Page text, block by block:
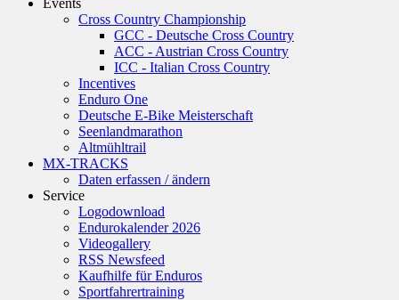
Events
Cross Country Championship
GCC - Deutsche Cross Country
ACC - Austrian Cross Country
ICC - Italian Cross Country
Incentives
Enduro One
Deutsche E-Bike Meisterschaft
Seenlandmarathon
Altmühltrail
MX-TRACKS
Daten erfassen / ändern
Service
Logodownload
Endurokalender 2026
Videogallery
RSS Newsfeed
Kaufhilfe für Enduros
Sportfahrertraining